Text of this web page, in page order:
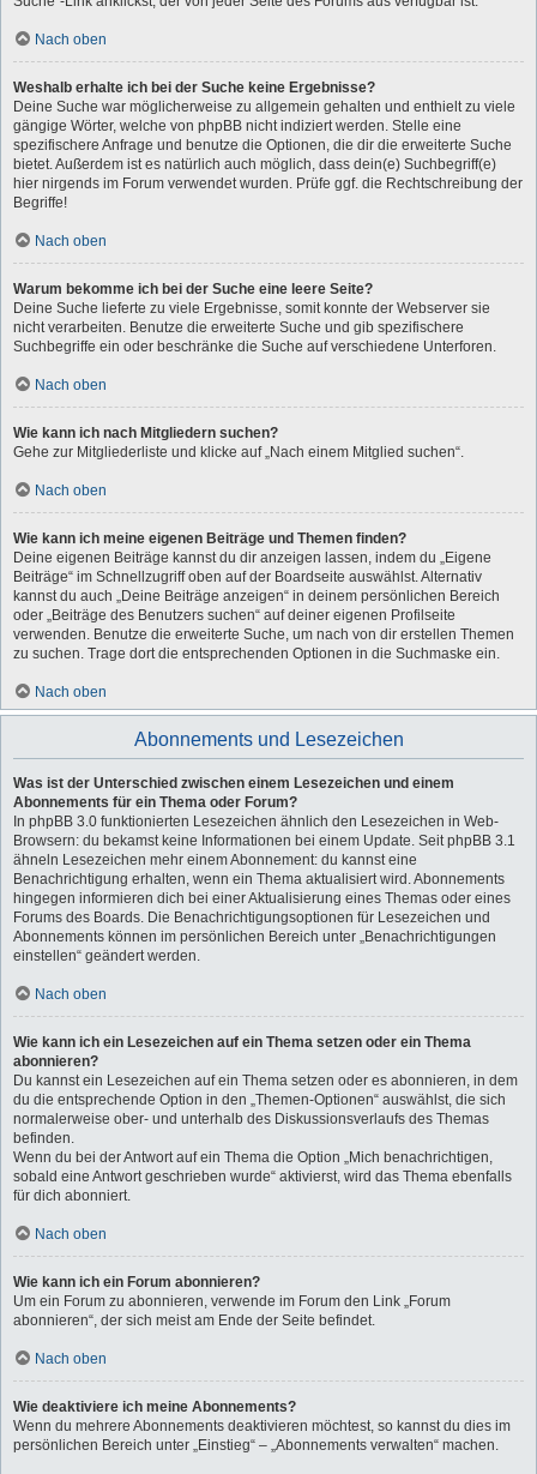
Nach oben
Weshalb erhalte ich bei der Suche keine Ergebnisse?
Deine Suche war möglicherweise zu allgemein gehalten und enthielt zu viele
gängige Wörter, welche von phpBB nicht indiziert werden. Stelle eine
spezifischere Anfrage und benutze die Optionen, die dir die erweiterte Suche
bietet. Außerdem ist es natürlich auch möglich, dass dein(e) Suchbegriff(e)
hier nirgends im Forum verwendet wurden. Prüfe ggf. die Rechtschreibung der
Begriffe!
Nach oben
Warum bekomme ich bei der Suche eine leere Seite?
Deine Suche lieferte zu viele Ergebnisse, somit konnte der Webserver sie
nicht verarbeiten. Benutze die erweiterte Suche und gib spezifischere
Suchbegriffe ein oder beschränke die Suche auf verschiedene Unterforen.
Nach oben
Wie kann ich nach Mitgliedern suchen?
Gehe zur Mitgliederliste und klicke auf „Nach einem Mitglied suchen“.
Nach oben
Wie kann ich meine eigenen Beiträge und Themen finden?
Deine eigenen Beiträge kannst du dir anzeigen lassen, indem du „Eigene
Beiträge“ im Schnellzugriff oben auf der Boardseite auswählst. Alternativ
kannst du auch „Deine Beiträge anzeigen“ in deinem persönlichen Bereich
oder „Beiträge des Benutzers suchen“ auf deiner eigenen Profilseite
verwenden. Benutze die erweiterte Suche, um nach von dir erstellen Themen
zu suchen. Trage dort die entsprechenden Optionen in die Suchmaske ein.
Nach oben
Abonnements und Lesezeichen
Was ist der Unterschied zwischen einem Lesezeichen und einem
Abonnements für ein Thema oder Forum?
In phpBB 3.0 funktionierten Lesezeichen ähnlich den Lesezeichen in Web-
Browsern: du bekamst keine Informationen bei einem Update. Seit phpBB 3.1
ähneln Lesezeichen mehr einem Abonnement: du kannst eine
Benachrichtigung erhalten, wenn ein Thema aktualisiert wird. Abonnements
hingegen informieren dich bei einer Aktualisierung eines Themas oder eines
Forums des Boards. Die Benachrichtigungsoptionen für Lesezeichen und
Abonnements können im persönlichen Bereich unter „Benachrichtigungen
einstellen“ geändert werden.
Nach oben
Wie kann ich ein Lesezeichen auf ein Thema setzen oder ein Thema
abonnieren?
Du kannst ein Lesezeichen auf ein Thema setzen oder es abonnieren, in dem
du die entsprechende Option in den „Themen-Optionen“ auswählst, die sich
normalerweise ober- und unterhalb des Diskussionsverlaufs des Themas
befinden.
Wenn du bei der Antwort auf ein Thema die Option „Mich benachrichtigen,
sobald eine Antwort geschrieben wurde“ aktivierst, wird das Thema ebenfalls
für dich abonniert.
Nach oben
Wie kann ich ein Forum abonnieren?
Um ein Forum zu abonnieren, verwende im Forum den Link „Forum
abonnieren“, der sich meist am Ende der Seite befindet.
Nach oben
Wie deaktiviere ich meine Abonnements?
Wenn du mehrere Abonnements deaktivieren möchtest, so kannst du dies im
persönlichen Bereich unter „Einstieg“ – „Abonnements verwalten“ machen.